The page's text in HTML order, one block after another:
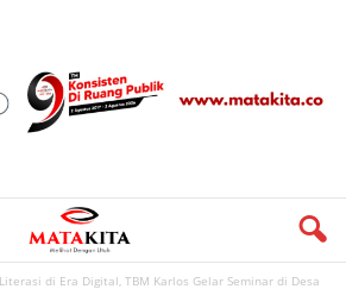
di Era Digital, TBM Karlos Gelar Seminar di Desa